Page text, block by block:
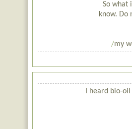
So what
know.
my
I heard bio-